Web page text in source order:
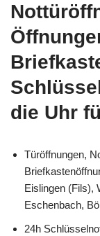
die Uhr
Türöffnungen,
Eislingen (Fils),
Eschenbach,
24h